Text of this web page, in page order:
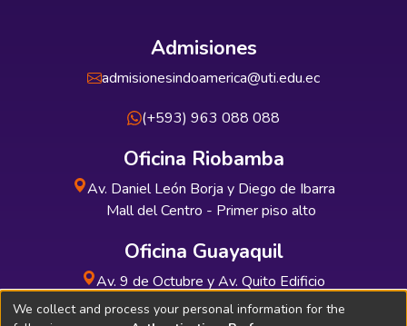
Admisiones
admisionesindoamerica@uti.edu.ec
(+593) 963 088 088
Oficina Riobamba
Av. Daniel León Borja y Diego de Ibarra
Mall del Centro - Primer piso alto
Oficina Guayaquil
Av. 9 de Octubre y Av. Quito Edificio
INDUAUTO - Planta baja
We collect and process your personal information for the